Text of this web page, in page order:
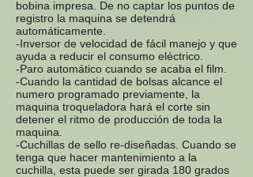
bobina impresa. De no captar los puntos de
registro la maquina se detendrá
automáticamente.
-Inversor de velocidad de fácil manejo y que
ayuda a reducir el consumo eléctrico.
-Paro automático cuando se acaba el film.
-Cuando la cantidad de bolsas alcance el
numero programado previamente, la
maquina troqueladora hará el corte sin
detener el ritmo de producción de toda la
maquina.
-Cuchillas de sello re-diseñadas. Cuando se
tenga que hacer mantenimiento a la
cuchilla, esta puede ser girada 180 grados